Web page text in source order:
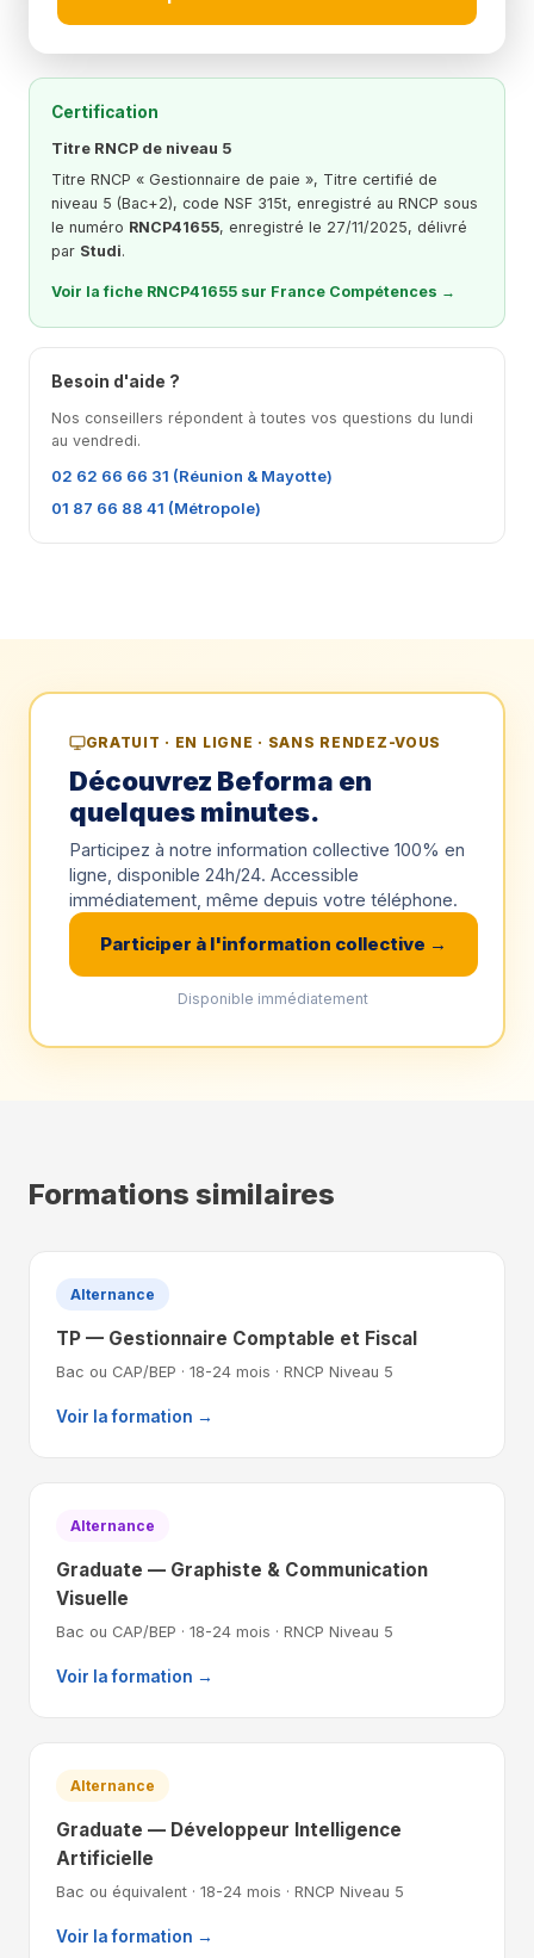
Certification
Titre RNCP de niveau 5
Titre RNCP « Gestionnaire de paie », Titre certifié de
niveau 5 (Bac+2), code NSF 315t, enregistré au RNCP sous
le numéro RNCP41655, enregistré le 27/11/2025, délivré
par Studi.
Voir la fiche RNCP41655 sur France Compétences →
Besoin d'aide ?
Nos conseillers répondent à toutes vos questions du lundi
au vendredi.
02 62 66 66 31 (Réunion & Mayotte)
01 87 66 88 41 (Métropole)
GRATUIT · EN LIGNE · SANS RENDEZ-VOUS
Découvrez Beforma en
quelques minutes.
Participez à notre information collective 100% en
ligne, disponible 24h/24. Accessible
immédiatement, même depuis votre téléphone.
Participer à l'information collective →
Disponible immédiatement
Formations similaires
Alternance
TP — Gestionnaire Comptable et Fiscal
Bac ou CAP/BEP · 18-24 mois · RNCP Niveau 5
Voir la formation →
Alternance
Graduate — Graphiste & Communication
Visuelle
Bac ou CAP/BEP · 18-24 mois · RNCP Niveau 5
Voir la formation →
Alternance
Graduate — Développeur Intelligence
Artificielle
Bac ou équivalent · 18-24 mois · RNCP Niveau 5
Voir la formation →